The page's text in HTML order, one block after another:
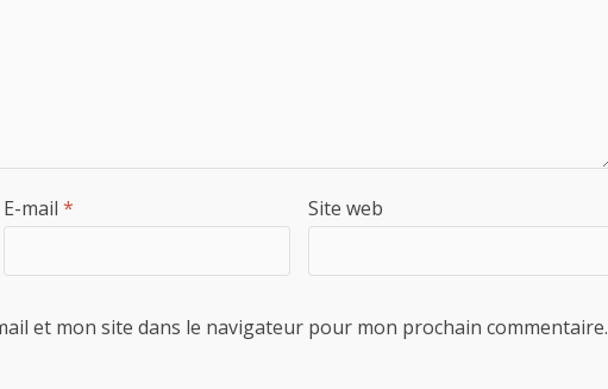
E-mail * Site web
et mon site dans le navigateur pour mon prochain commentaire.